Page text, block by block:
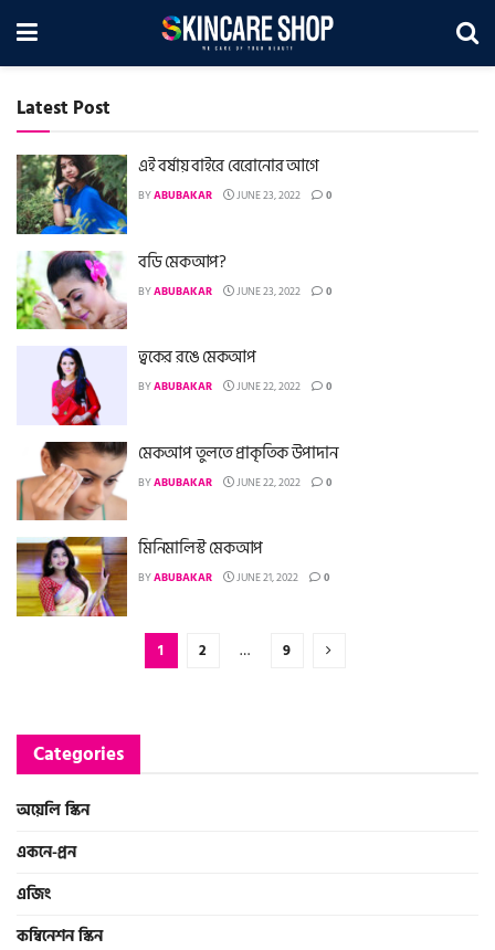
Latest Post
এই বর্ষায় বাইরে বেরোনোর আগে
BYABUBAKAR JUNE 23, 2022 0
বডি মেকআপ?
BYABUBAKAR JUNE 23, 2022 0
ত্বকের রঙে মেকআপ
BYABUBAKAR JUNE 22, 2022 0
মেকআপ তুলতে প্রাকৃতিক উপাদান
BYABUBAKAR JUNE 22, 2022 0
মিনিমালিস্ট মেকআপ
BYABUBAKAR JUNE 21, 2022 0
1 2 … 9
Categories
অয়েলি স্কিন
একনে-প্রন
এজিং
কম্বিনেশন স্কিন